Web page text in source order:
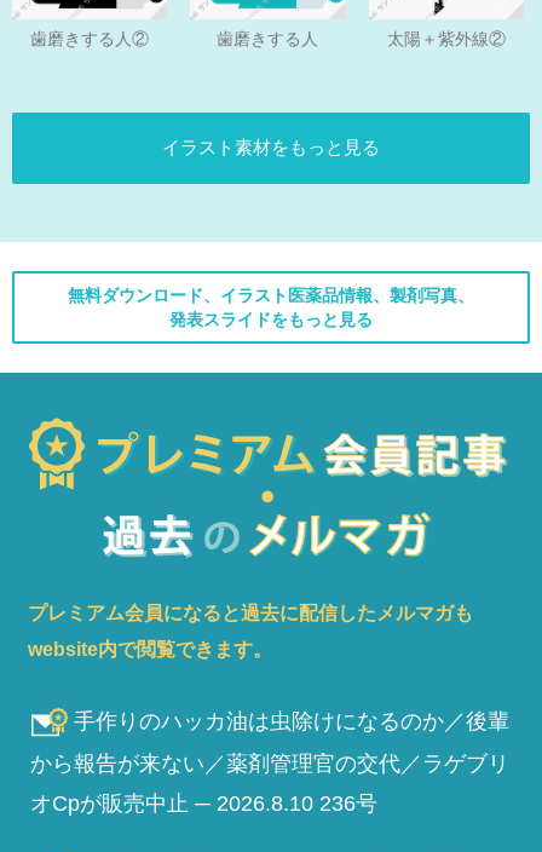
歯磨きする人② 歯磨きする人 太陽＋紫外線②
イラスト素材をもっと見る
無料ダウンロード、イラスト医薬品情報、製剤写真、
発表スライドをもっと見る
プレミアム会員になると過去に配信したメルマガも
website内で閲覧できます。
手作りのハッカ油は虫除けになるのか／後輩
から報告が来ない／薬剤管理官の交代／ラゲブリ
オCpが販売中止 ─ 2026.8.10 236号